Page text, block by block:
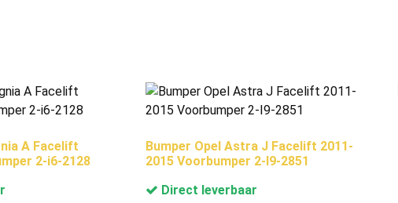
A Facelift
2-i6-2128
Bumper Opel Astra J Facelift 2011-
2015 Voorbumper 2-I9-2851
Direct leverbaar